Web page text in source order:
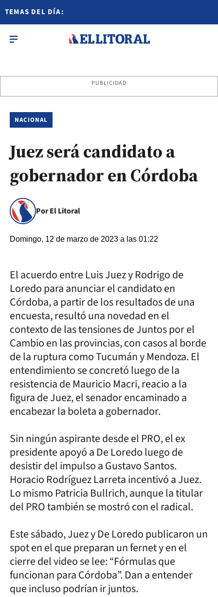
TEMAS DEL DÍA:
PUBLICIDAD
NACIONAL
Juez será candidato a
gobernador en Córdoba
Por El Litoral
Domingo, 12 de marzo de 2023 a las 01:22
El acuerdo entre Luis Juez y Rodrigo de
Loredo para anunciar el candidato en
Córdoba, a partir de los resultados de una
encuesta, resultó una novedad en el
contexto de las tensiones de Juntos por el
Cambio en las provincias, con casos al borde
de la ruptura como Tucumán y Mendoza. El
entendimiento se concretó luego de la
resistencia de Mauricio Macri, reacio a la
figura de Juez, el senador encaminado a
encabezar la boleta a gobernador.
Sin ningún aspirante desde el PRO, el ex
presidente apoyó a De Loredo luego de
desistir del impulso a Gustavo Santos.
Horacio Rodríguez Larreta incentivó a Juez.
Lo mismo Patricia Bullrich, aunque la titular
del PRO también se mostró con el radical.
Este sábado, Juez y De Loredo publicaron un
spot en el que preparan un fernet y en el
cierre del video se lee: “Fórmulas que
funcionan para Córdoba”. Dan a entender
que incluso podrían ir juntos.